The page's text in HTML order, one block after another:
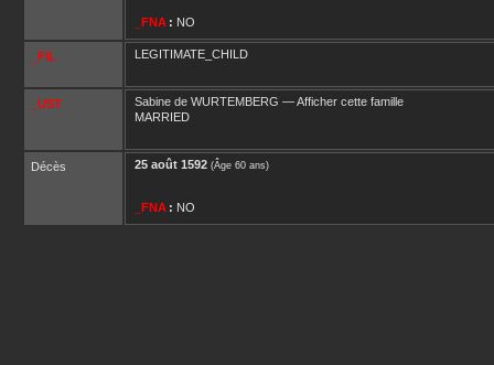
_FNA : NO
_FIL LEGITIMATE_CHILD
_UST Sabine de WURTEMBERG —Afficher cette famille
MARRIED
Décès 25 août 1592 (Âge 60 ans)
_FNA : NO